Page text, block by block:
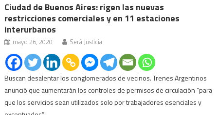
Ciudad de Buenos Aires: rigen las nuevas
restricciones comerciales y en 11 estaciones
interurbanos
mayo 26, 2020 Será Justicia
Buscan desalentar los conglomerados de vecinos. Trenes Argentinos
anunció que aumentarán los controles de permisos de circulación “para
que los servicios sean utilizados solo por trabajadores esenciales y